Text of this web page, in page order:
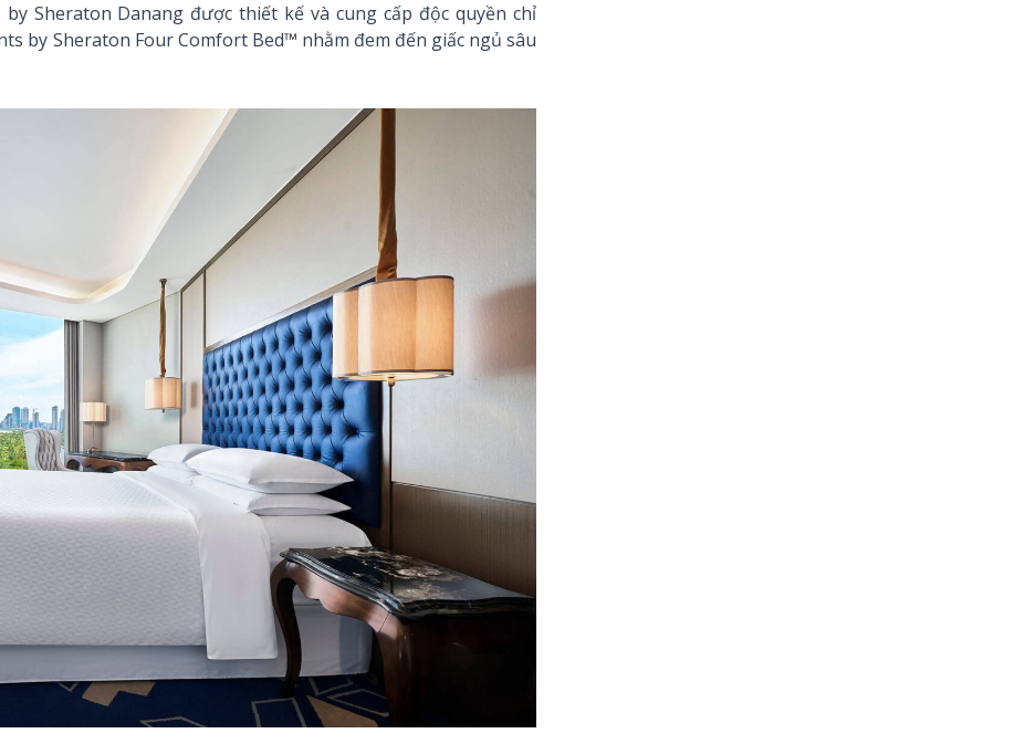
Sheraton Danang được thiết kế và cung cấp độc quyền chỉ
by Sheraton Four Comfort Bed™ nhằm đem đến giấc ngủ sâu